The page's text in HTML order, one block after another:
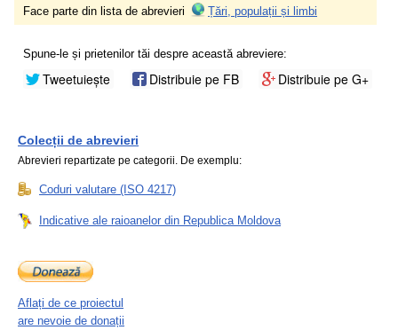
Face parte din lista de abrevieri Țări, populații și limbi
Spune-le și prietenilor tăi despre această abreviere:
Tweetuiește Distribuie pe FB Distribuie pe G+
Colecții de abrevieri
Abrevieri repartizate pe categorii. De exemplu:
Coduri valutare (ISO 4217)
Indicative ale raioanelor din Republica Moldova
Aflați de ce proiectul
are nevoie de donații